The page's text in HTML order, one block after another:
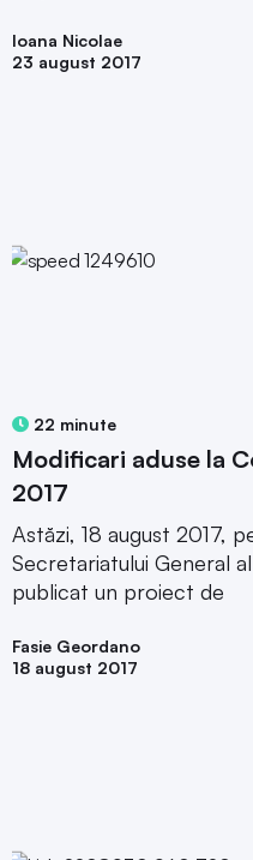
Ioana Nicolae
23 august 2017
22 minute
Modificari aduse la
2017
Astăzi, 18 august 2017,
Secretariatului General
publicat un proiect de
Fasie Geordano
18 august 2017